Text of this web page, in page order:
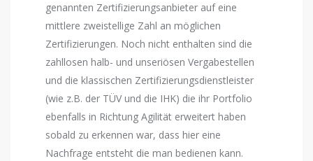
genannten Zertifizierungsanbieter auf eine
mittlere zweistellige Zahl an möglichen
Zertifizierungen. Noch nicht enthalten sind die
zahllosen halb- und unseriösen Vergabestellen
und die klassischen Zertifizierungsdienstleister
(wie z.B. der TÜV und die IHK) die ihr Portfolio
ebenfalls in Richtung Agilität erweitert haben
sobald zu erkennen war, dass hier eine
Nachfrage entsteht die man bedienen kann.